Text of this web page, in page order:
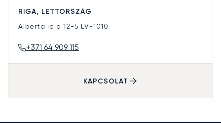
RIGA, LETTORSZÁG
Alberta iela 12-5 LV-1010
+371 64 909 115
KAPCSOLAT